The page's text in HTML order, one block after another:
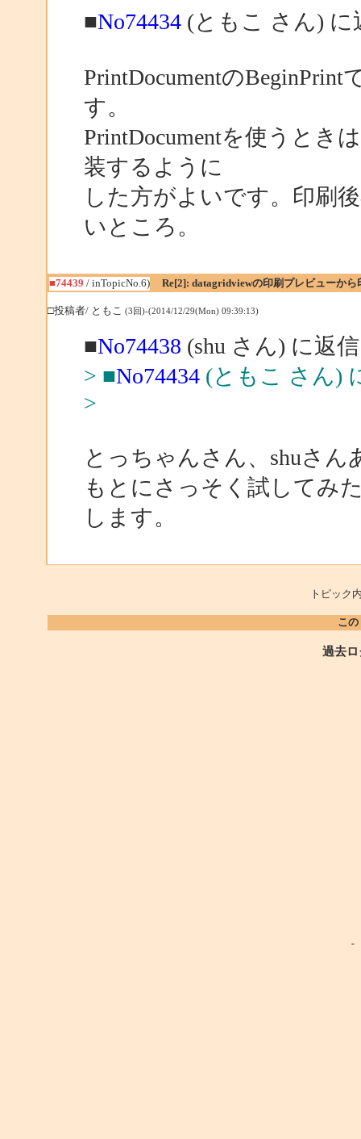
■No74434(ともこ さん) に
PrintDocumentの
す。
PrintDocumentを使うとき
装するように
した方がよいです。印刷
いところ。
■74439 / inTopicNo.6) Re[2]: datagridviewの印刷プレビューから
□投稿者/ ともこ (3回)-(2014/12/29(Mon) 09:39:13)
■No74438 (shu さん) に返信
> ■No74434(ともこ さん)
>
とっちゃんさん、shuさ
もとにさっそく試してみ
します。
トピッ
こ
過去